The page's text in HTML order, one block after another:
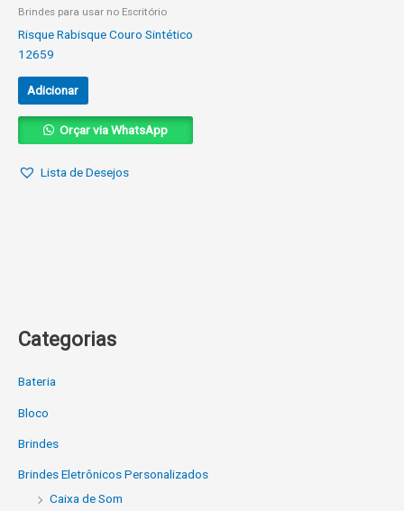
Categorias
Bateria
Bloco
Brindes
Brindes Eletrônicos Personalizados
Caixa de Som
Brindes para usar no Escritório
Risque Rabisque Couro Sintético
12659
Adicionar
Orçar via WhatsApp
Lista de Desejos